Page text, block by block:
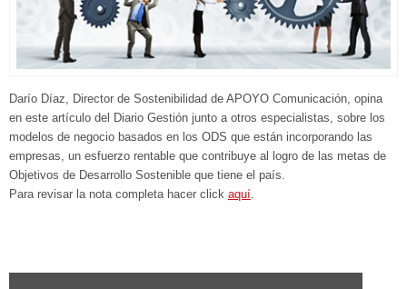
Darío Díaz, Director de Sostenibilidad de APOYO Comunicación, opina
en este artículo del Diario Gestión junto a otros especialistas, sobre los
modelos de negocio basados en los ODS que están incorporando las
empresas, un esfuerzo rentable que contribuye al logro de las metas de
Objetivos de Desarrollo Sostenible que tiene el país.​
Para revisar la nota completa hacer click aquí.